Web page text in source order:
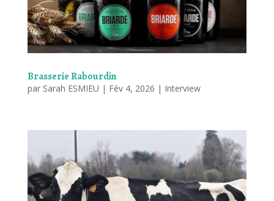
Brasserie Rabourdin
par Sarah ESMIEU | Fév 4, 2026 | Interview